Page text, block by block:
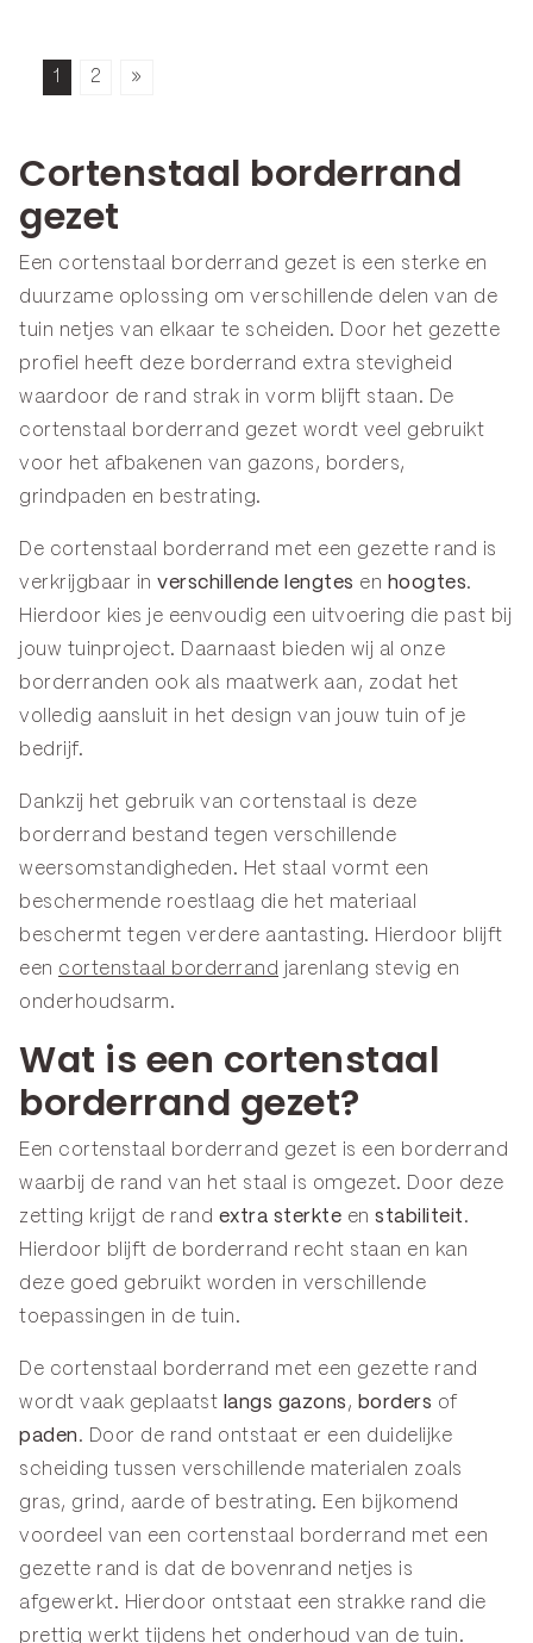
1 2 »
Cortenstaal borderrand
gezet
Een cortenstaal borderrand gezet is een sterke en
duurzame oplossing om verschillende delen van de
tuin netjes van elkaar te scheiden. Door het gezette
profiel heeft deze borderrand extra stevigheid
waardoor de rand strak in vorm blijft staan. De
cortenstaal borderrand gezet wordt veel gebruikt
voor het afbakenen van gazons, borders,
grindpaden en bestrating.
De cortenstaal borderrand met een gezette rand is
verkrijgbaar in verschillende lengtes en hoogtes.
Hierdoor kies je eenvoudig een uitvoering die past bij
jouw tuinproject. Daarnaast bieden wij al onze
borderranden ook als maatwerk aan, zodat het
volledig aansluit in het design van jouw tuin of je
bedrijf.
Dankzij het gebruik van cortenstaal is deze
borderrand bestand tegen verschillende
weersomstandigheden. Het staal vormt een
beschermende roestlaag die het materiaal
beschermt tegen verdere aantasting. Hierdoor blijft
een cortenstaal borderrand jarenlang stevig en
onderhoudsarm.
Wat is een cortenstaal
borderrand gezet?
Een cortenstaal borderrand gezet is een borderrand
waarbij de rand van het staal is omgezet. Door deze
zetting krijgt de rand extra sterkte en stabiliteit .
Hierdoor blijft de borderrand recht staan en kan
deze goed gebruikt worden in verschillende
toepassingen in de tuin.
De cortenstaal borderrand met een gezette rand
wordt vaak geplaatst langs gazons , borders of
paden . Door de rand ontstaat er een duidelijke
scheiding tussen verschillende materialen zoals
gras, grind, aarde of bestrating. Een bijkomend
voordeel van een cortenstaal borderrand met een
gezette rand is dat de bovenrand netjes is
afgewerkt. Hierdoor ontstaat een strakke rand die
prettig werkt tijdens het onderhoud van de tuin.